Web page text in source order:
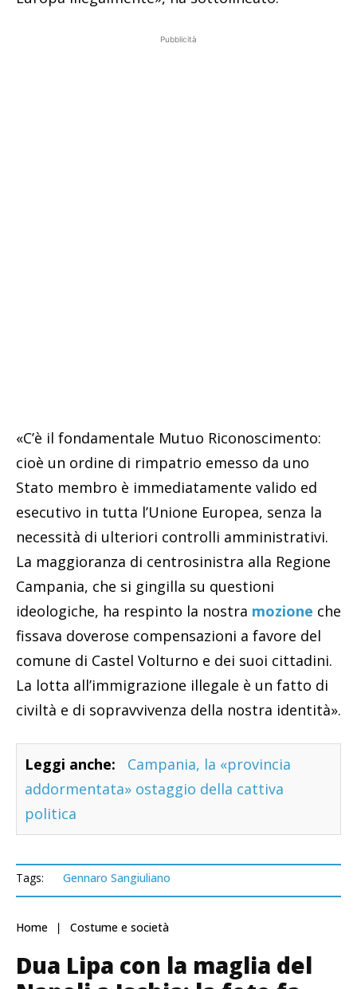
Pubblicità
«C’è il fondamentale Mutuo Riconoscimento:
cioè un ordine di rimpatrio emesso da uno
Stato membro è immediatamente valido ed
esecutivo in tutta l’Unione Europea, senza la
necessità di ulteriori controlli amministrativi.
La maggioranza di centrosinistra alla Regione
Campania, che si gingilla su questioni
ideologiche, ha respinto la nostra mozione che
fissava doverose compensazioni a favore del
comune di Castel Volturno e dei suoi cittadini.
La lotta all’immigrazione illegale è un fatto di
civiltà e di sopravvivenza della nostra identità».
Leggi anche:
Campania, la «provincia
addormentata» ostaggio della cattiva
politica
Tags: Gennaro Sangiuliano
Home Costume e società
Dua Lipa con la maglia del